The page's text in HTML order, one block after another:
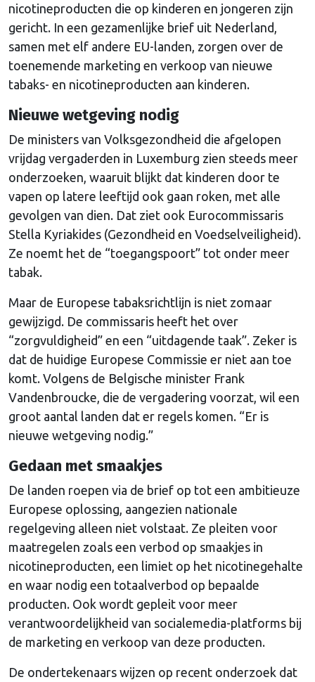
nicotineproducten die op kinderen en jongeren zijn
gericht. In een gezamenlijke brief uit Nederland,
samen met elf andere EU-landen, zorgen over de
toenemende marketing en verkoop van nieuwe
tabaks- en nicotineproducten aan kinderen.
Nieuwe wetgeving nodig
De ministers van Volksgezondheid die afgelopen
vrijdag vergaderden in Luxemburg zien steeds meer
onderzoeken, waaruit blijkt dat kinderen door te
vapen op latere leeftijd ook gaan roken, met alle
gevolgen van dien. Dat ziet ook Eurocommissaris
Stella Kyriakides (Gezondheid en Voedselveiligheid).
Ze noemt het de “toegangspoort” tot onder meer
tabak.
Maar de Europese tabaksrichtlijn is niet zomaar
gewijzigd. De commissaris heeft het over
“zorgvuldigheid” en een “uitdagende taak”. Zeker is
dat de huidige Europese Commissie er niet aan toe
komt. Volgens de Belgische minister Frank
Vandenbroucke, die de vergadering voorzat, wil een
groot aantal landen dat er regels komen. “Er is
nieuwe wetgeving nodig.”
Gedaan met smaakjes
De landen roepen via de brief op tot een ambitieuze
Europese oplossing, aangezien nationale
regelgeving alleen niet volstaat. Ze pleiten voor
maatregelen zoals een verbod op smaakjes in
nicotineproducten, een limiet op het nicotinegehalte
en waar nodig een totaalverbod op bepaalde
producten. Ook wordt gepleit voor meer
verantwoordelijkheid van socialemedia-platforms bij
de marketing en verkoop van deze producten.
De ondertekenaars wijzen op recent onderzoek dat